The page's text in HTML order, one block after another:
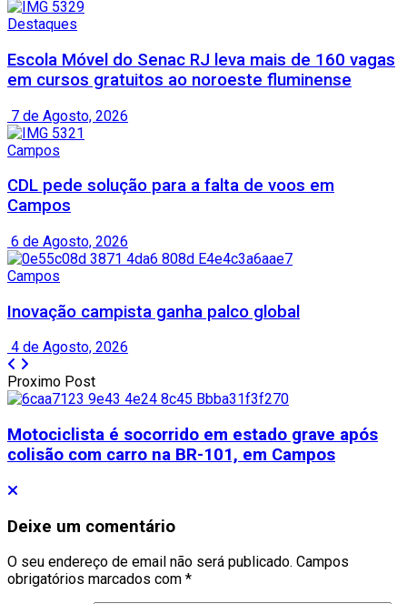
Destaques
Escola Móvel do Senac RJ leva mais de 160 vagas
em cursos gratuitos ao noroeste fluminense
7 de Agosto, 2026
Campos
CDL pede solução para a falta de voos em
Campos
6 de Agosto, 2026
Campos
Inovação campista ganha palco global
4 de Agosto, 2026
Proximo Post
Motociclista é socorrido em estado grave após
colisão com carro na BR-101, em Campos
Deixe um comentário
O seu endereço de email não será publicado. Campos
obrigatórios marcados com *